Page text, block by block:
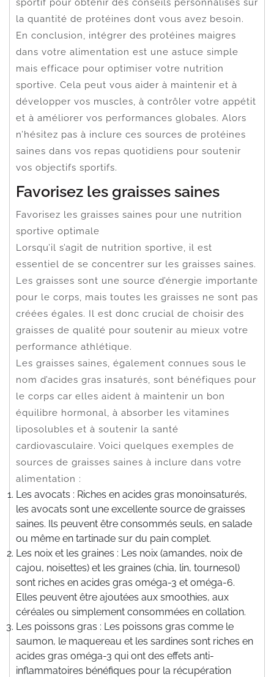
sportif pour obtenir des conseils personnalisés sur
la quantité de protéines dont vous avez besoin.
En conclusion, intégrer des protéines maigres
dans votre alimentation est une astuce simple
mais efficace pour optimiser votre nutrition
sportive. Cela peut vous aider à maintenir et à
développer vos muscles, à contrôler votre appétit
et à améliorer vos performances globales. Alors
n’hésitez pas à inclure ces sources de protéines
saines dans vos repas quotidiens pour soutenir
vos objectifs sportifs.
Favorisez les graisses saines
Favorisez les graisses saines pour une nutrition
sportive optimale
Lorsqu’il s’agit de nutrition sportive, il est
essentiel de se concentrer sur les graisses saines.
Les graisses sont une source d’énergie importante
pour le corps, mais toutes les graisses ne sont pas
créées égales. Il est donc crucial de choisir des
graisses de qualité pour soutenir au mieux votre
performance athlétique.
Les graisses saines, également connues sous le
nom d’acides gras insaturés, sont bénéfiques pour
le corps car elles aident à maintenir un bon
équilibre hormonal, à absorber les vitamines
liposolubles et à soutenir la santé
cardiovasculaire. Voici quelques exemples de
sources de graisses saines à inclure dans votre
alimentation :
Les avocats : Riches en acides gras monoinsaturés,
les avocats sont une excellente source de graisses
saines. Ils peuvent être consommés seuls, en salade
ou même en tartinade sur du pain complet.
Les noix et les graines : Les noix (amandes, noix de
cajou, noisettes) et les graines (chia, lin, tournesol)
sont riches en acides gras oméga-3 et oméga-6.
Elles peuvent être ajoutées aux smoothies, aux
céréales ou simplement consommées en collation.
Les poissons gras : Les poissons gras comme le
saumon, le maquereau et les sardines sont riches en
acides gras oméga-3 qui ont des effets anti-
inflammatoires bénéfiques pour la récupération